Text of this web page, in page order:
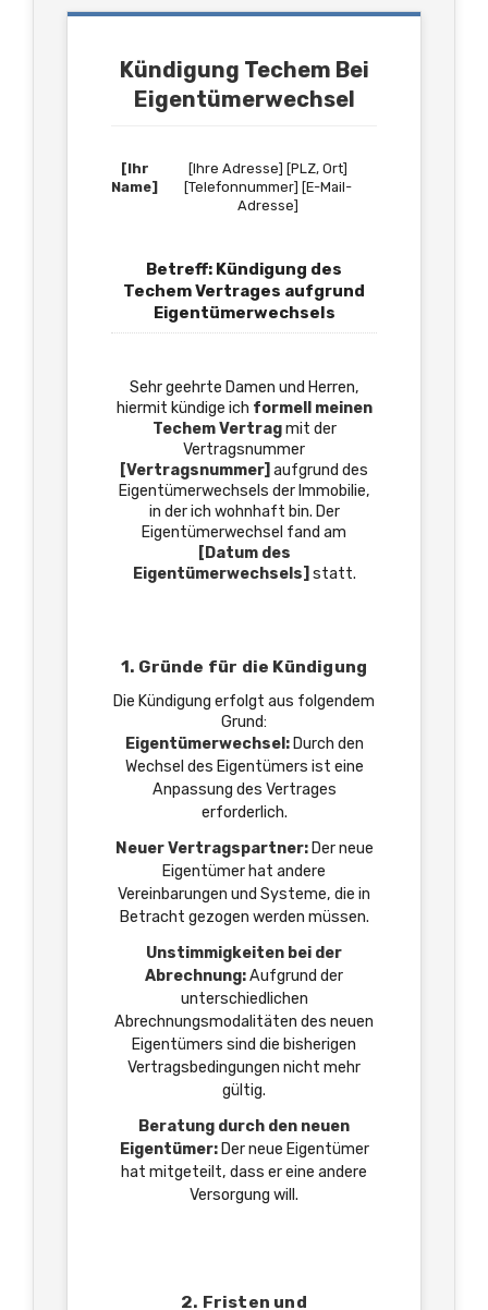
Kündigung Techem Bei
Eigentümerwechsel
[Ihr
Name]
[Ihre Adresse] [PLZ, Ort]
[Telefonnummer] [E-Mail-
Adresse]
Betreff: Kündigung des
Techem Vertrages aufgrund
Eigentümerwechsels
Sehr geehrte Damen und Herren,
hiermit kündige ich formell meinen
Techem Vertragmit der
Vertragsnummer
[Vertragsnummer] aufgrund des
Eigentümerwechsels der Immobilie,
in der ich wohnhaft bin. Der
Eigentümerwechsel fand am
[Datum des
Eigentümerwechsels] statt.
1. Gründe für die Kündigung
Die Kündigung erfolgt aus folgendem
Grund:
Eigentümerwechsel:Durch den
Wechsel des Eigentümers ist eine
Anpassung des Vertrages
erforderlich.
Neuer Vertragspartner:Der neue
Eigentümer hat andere
Vereinbarungen und Systeme, die in
Betracht gezogen werden müssen.
Unstimmigkeiten bei der
Abrechnung:Aufgrund der
unterschiedlichen
Abrechnungsmodalitäten des neuen
Eigentümers sind die bisherigen
Vertragsbedingungen nicht mehr
gültig.
Beratung durch den neuen
Eigentümer:Der neue Eigentümer
hat mitgeteilt, dass er eine andere
Versorgung will.
2. Fristen und